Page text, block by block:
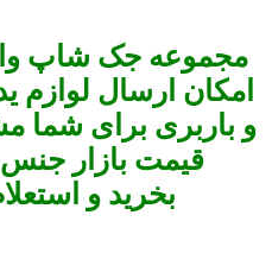
مجموعه جک شاپ
امکان ارسال لوازم
و باربری برای شما
قیمت بازار جنس
بخرید و